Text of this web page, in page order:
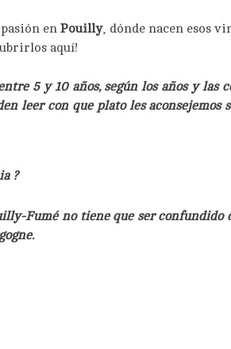
enPouilly, dónde nacen esos
aquí!
5 y 10 años, según los años y las
leer con que plato les
?
Fumé no tiene que ser